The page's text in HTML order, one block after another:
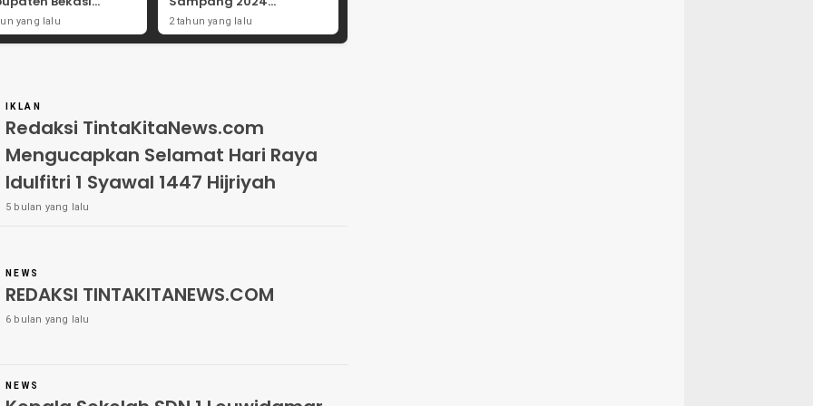
Angka
Masyarakat
yang lalu
Didorong Kebijakan
Populis dan Dukungan
2 tahun yang lalu
IKLAN
Redaksi TintaKitaNews.com
Mengucapkan Selamat Hari Raya
Idulfitri 1 Syawal 1447 Hijriyah
5 bulan yang lalu
NEWS
REDAKSI TINTAKITANEWS.COM
6 bulan yang lalu
NEWS